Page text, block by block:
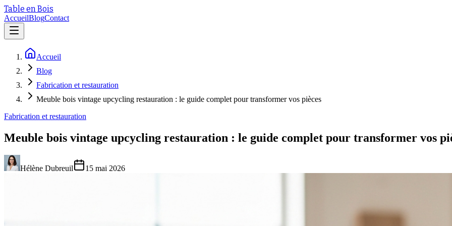
Table en Bois
AccueilBlogContact
Accueil
Blog
Fabrication et restauration
Meuble bois vintage upcycling restauration : le guide complet pour transformer vos pièces
Fabrication et restauration
Meuble bois vintage upcycling restauration : le guide complet pour transformer vos
Hélène Dubreuil 15 mai 2026